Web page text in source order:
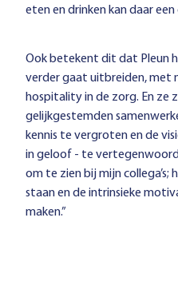
eten en drinken kan daar
Ook betekent dit dat Pleun
verder gaat uitbreiden, met
hospitality in de zorg. En ze
gelijkgestemden
kennis te vergroten en de
in geloof - te
om te zien bij mijn
staan en de intrinsieke
maken.”